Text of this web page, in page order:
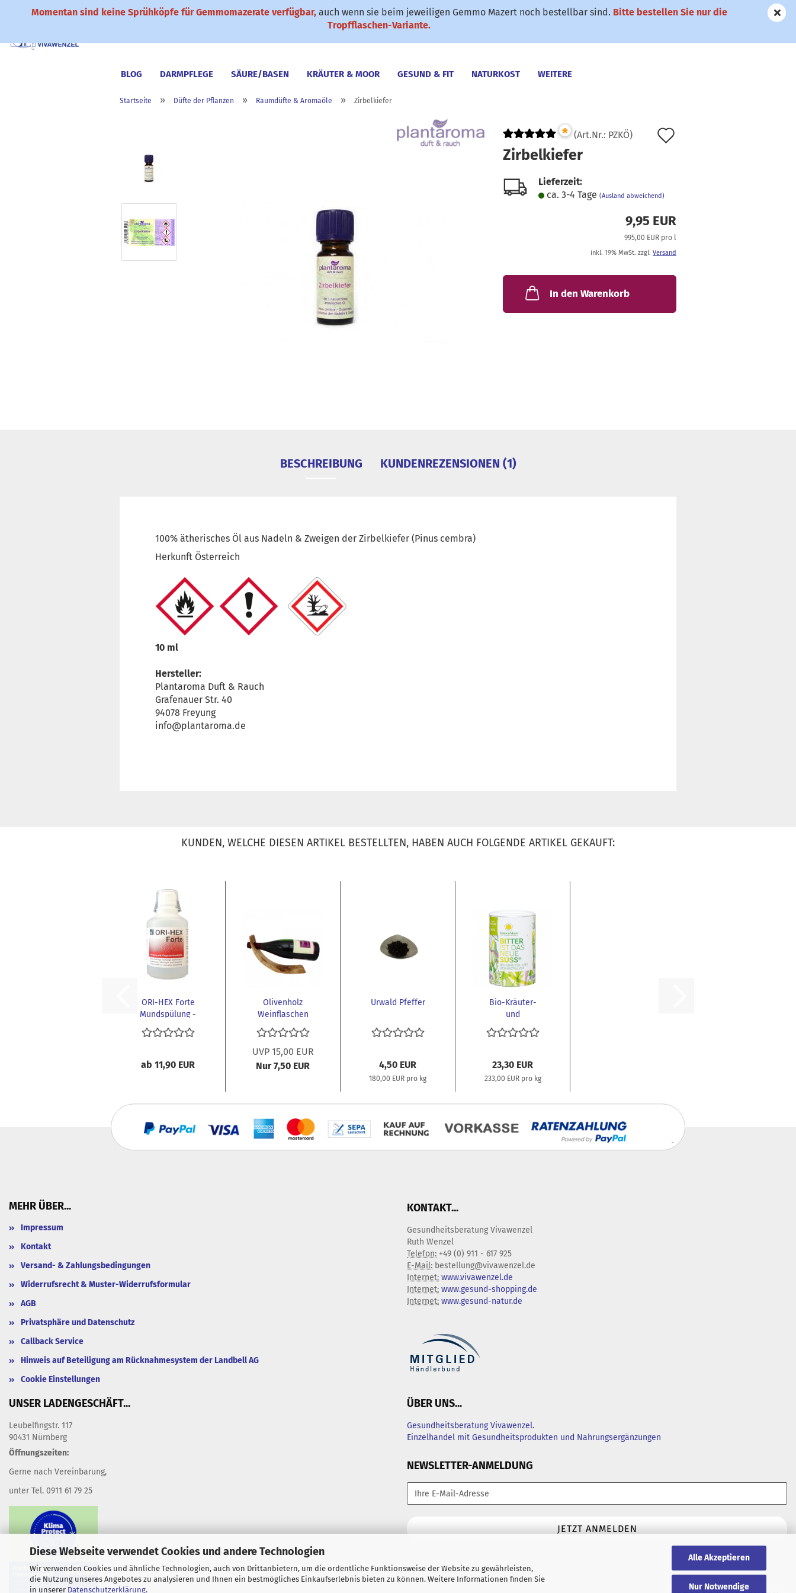
Diese Webseite verwendet Cookies und andere Technologien
Wir verwenden Cookies und ähnliche Technologien, auch von Drittanbietern, um die ordentliche Funktionsweise der Website zu gewährleisten,
die Nutzung unseres Angebotes zu analysieren und Ihnen ein bestmögliches Einkaufserlebnis bieten zu können. Weitere Informationen finden Sie
in unserer Datenschutzerklärung.
Alle Akzeptieren
Nur Notwendige
✆ 0911-61 79 25 SONDERANGEBOTE
Momentan sind keine Sprühköpfe für Gemmomazerate verfügbar, auch wenn sie beim jeweiligen Gemmo Mazert noch bestellbar sind. Bitte bestellen Sie nur die
Tropfflaschen-Variante.
BLOG DARMPFLEGE SÄURE/BASEN KRÄUTER & MOOR GESUND & FIT NATURKOST WEITERE
Startseite » Düfte der Pflanzen » Raumdüfte & Aromaöle » Zirbelkiefer
* (Art.Nr.: PZKÖ)
Zirbelkiefer
Lieferzeit:
ca. 3-4 Tage (Ausland abweichend)
9,95 EUR
995,00 EUR pro l
inkl. 19% MwSt. zzgl. Versand
In den Warenkorb
BESCHREIBUNG KUNDENREZENSIONEN (1)
100% ätherisches Öl aus Nadeln & Zweigen der Zirbelkiefer (Pinus cembra)
Herkunft Österreich
10 ml
Hersteller:
Plantaroma Duft & Rauch
Grafenauer Str. 40
94078 Freyung
info@plantaroma.de
KUNDEN, WELCHE DIESEN ARTIKEL BESTELLTEN, HABEN AUCH FOLGENDE ARTIKEL GEKAUFT:
ORI-HEX Forte
Mundspülung -
Xylitol - kein...
ab 11,90 EUR
Olivenholz
Weinflaschen
Halter
UVP 15,00 EUR
Nur 7,50 EUR
Urwald Pfeffer
4,50 EUR
180,00 EUR pro kg
Bio-Kräuter-
und
Gewürzpulver
BITTER IST...
23,30 EUR
233,00 EUR pro kg
MEHR ÜBER...
Impressum
Kontakt
Versand- & Zahlungsbedingungen
Widerrufsrecht & Muster-Widerrufsformular
AGB
Privatsphäre und Datenschutz
Callback Service
Hinweis auf Beteiligung am Rücknahmesystem der Landbell AG
Cookie Einstellungen
KONTAKT...
Gesundheitsberatung Vivawenzel
Ruth Wenzel
Telefon: +49 (0) 911 - 617 925
E-Mail: bestellung@vivawenzel.de
Internet: www.vivawenzel.de
Internet: www.gesund-shopping.de
Internet: www.gesund-natur.de
UNSER LADENGESCHÄFT...
Leubelfingstr. 117
90431 Nürnberg
Öffnungszeiten:
Gerne nach Vereinbarung,
unter Tel. 0911 61 79 25
ÜBER UNS...
Gesundheitsberatung Vivawenzel.
Einzelhandel mit Gesundheitsprodukten und Nahrungsergänzungen
NEWSLETTER-ANMELDUNG